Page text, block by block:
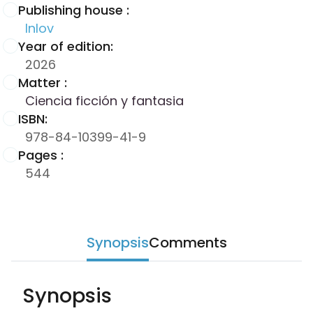
Publishing house :
Inlov
Year of edition:
2026
Matter :
Ciencia ficción y fantasia
ISBN:
978-84-10399-41-9
Pages :
544
SynopsisComments
Synopsis